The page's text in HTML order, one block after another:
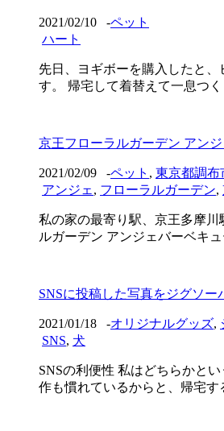
2021/02/10 -ペット
ハート
先日、ヨギボーを購入したと
す。 帰宅して着替えて一息つ
京王フローラルガーデン アン
2021/02/09 -ペット , 東京都調布
アンジェ , フローラルガーデン,
私の家の最寄り駅、京王多摩
ルガーデン アンジェバーベキ
SNSに投稿した写真をジグソー
2021/01/18 -オリジナルグッズ,
SNS, 犬
SNSの利便性 私はどちらかと
作も慣れているからと、帰宅